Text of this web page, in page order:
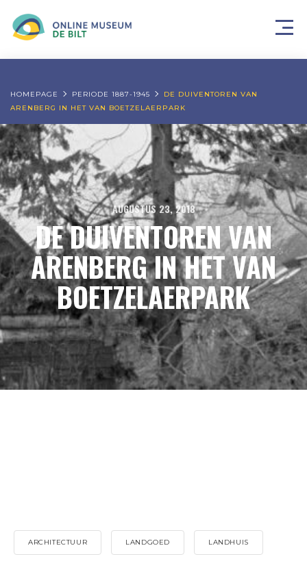
HOMEPAGE PERIODE 1887-1945
DE DUIVENTOREN VAN
ARENBERG IN HET VAN BOETZELAERPARK
AUGUSTUS 23, 2018
DE DUIVENTOREN VAN
ARENBERG IN HET VAN
BOETZELAERPARK
ARCHITECTUUR LANDGOED LANDHUIS